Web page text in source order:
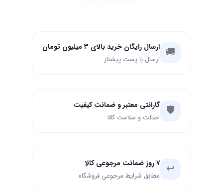
🚚 ارسال رایگان خرید بالای ۳ میلیون تومان
ارسال با پست پیشتاز
🛡️ گارانتی معتبر و ضمانت کیفیت
اصالت و سلامت کالا
↩️ ۷ روز ضمانت مرجوعی کالا
مطابق شرایط مرجوعی فروشگاه